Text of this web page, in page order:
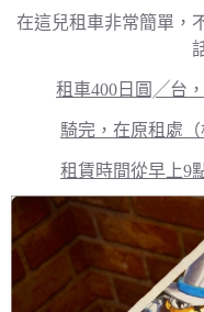
在這兒租車非常簡單，
租車400日圓╱台
騎完，在原租處
租賃時間從早上9